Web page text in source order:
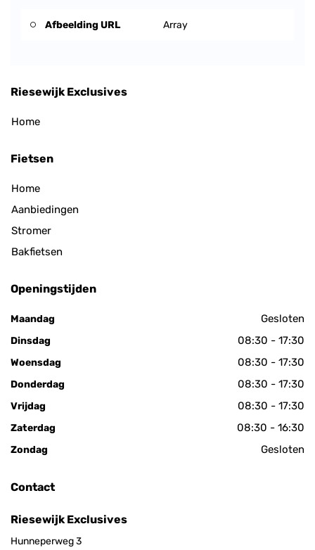
Afbeelding URL Array
Riesewijk Exclusives
Home
Fietsen
Home
Aanbiedingen
Stromer
Bakfietsen
Openingstijden
Maandag Gesloten
Dinsdag 08:30 - 17:30
Woensdag 08:30 - 17:30
Donderdag 08:30 - 17:30
Vrijdag 08:30 - 17:30
Zaterdag 08:30 - 16:30
Zondag Gesloten
Contact
Riesewijk Exclusives
Hunneperweg 3